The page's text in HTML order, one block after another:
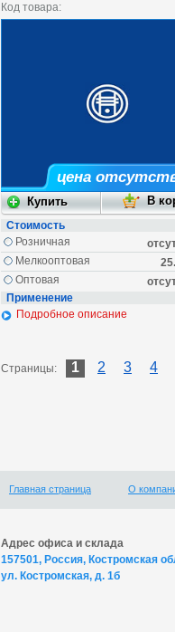
Код товара:
цена
Стоимость
Розничная
Мелкооптовая
Оптовая
Применение
Подробное описание
Страницы: 1 2 3 4
Главная страница О
Адрес офиса и склада
157501, Россия, Костромская
ул. Костромская, д. 1б